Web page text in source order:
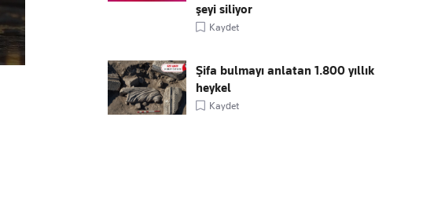
şeyi siliyor
Kaydet
Şifa bulmayı anlatan 1.800 yıllık
heykel
Kaydet